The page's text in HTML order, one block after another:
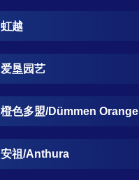
虹越
爱垦园艺
橙色多盟/Dümmen Orange
安祖/Anthura